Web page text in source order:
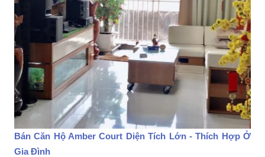
Bán Căn Hộ Amber Court Diện Tích Lớn - Thích Hợp Ở
Gia Đình